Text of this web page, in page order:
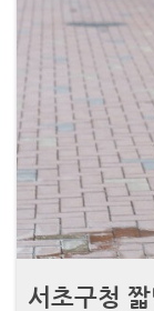
서초구청